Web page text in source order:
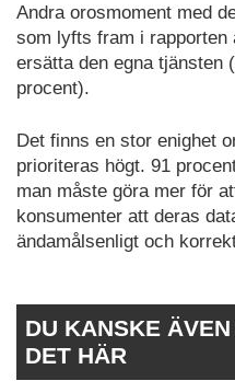
Andra orosmoment med
som lyfts fram i rapporten
ersätta den egna tjänsten
procent).
Det finns en stor enighet
prioriteras högt. 91
man måste göra mer för
konsumenter att deras
ändamålsenligt och
DU KANSKE
DET HÄR